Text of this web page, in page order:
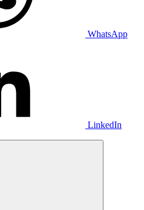
WhatsApp
LinkedIn